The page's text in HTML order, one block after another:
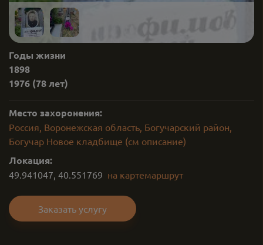
Годы жизни
1898
1976 (78 лет)
Место захоронения:
Россия, Воронежская область, Богучарский район,
Богучар Новое кладбище (см описание)
Локация:
49.941047, 40.551769 на картемаршрут
Заказать услугу